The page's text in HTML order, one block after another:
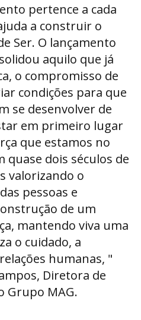
pertence a cada
a construir o
Ser. O lançamento
aquilo que já
o compromisso de
condições para que
se desenvolver de
em primeiro lugar
que estamos no
quase dois séculos de
valorizando o
pessoas e
de um
mantendo viva uma
o cuidado, a
humanas, "
Diretora de
Grupo MAG.